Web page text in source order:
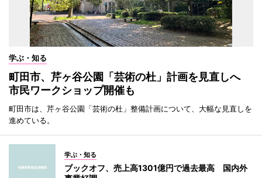
学ぶ・知る
町田市、芹ヶ谷公園「芸術の杜」計画を見直しへ
市民ワークショップ開催も
町田市は、芹ヶ谷公園「芸術の杜」整備計画について、大幅な見直しを
進めている。
学ぶ・知る
ブックオフ、売上高1301億円で過去最高 国内外